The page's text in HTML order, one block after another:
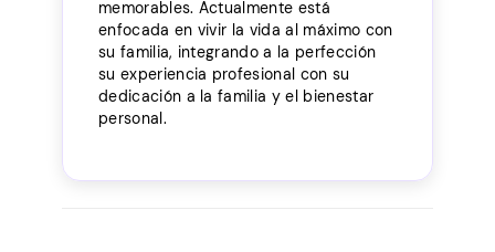
memorables. Actualmente está
enfocada en vivir la vida al máximo con
su familia, integrando a la perfección
su experiencia profesional con su
dedicación a la familia y el bienestar
personal.